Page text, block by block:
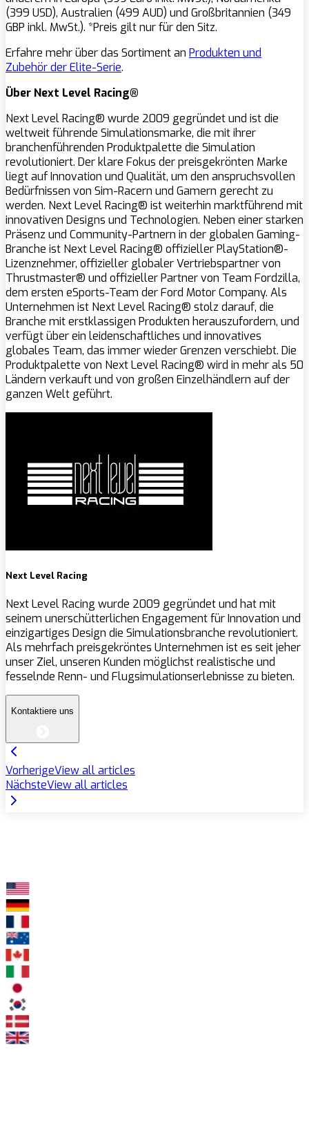
(399 USD), Australien (499 AUD) und Großbritannien (349
GBP inkl. MwSt.). *Preis gilt nur für den Sitz.
Erfahre mehr über das Sortiment an Produkten und
Zubehör der Elite-Serie.
Über Next Level Racing®
Next Level Racing® wurde 2009 gegründet und ist die
weltweit führende Simulationsmarke, die mit ihrer
branchenführenden Produktpalette die Simulation
revolutioniert. Der klare Fokus der preisgekrönten Marke
liegt auf Innovation und Qualität, um den anspruchsvollen
Bedürfnissen von Sim-Racern und Gamern gerecht zu
werden. Next Level Racing® ist weiterhin marktführend mit
innovativen Designs und Technologien. Neben einer starken
Präsenz und Community-Partnern in der globalen Gaming-
Branche ist Next Level Racing® offizieller PlayStation®-
Lizenznehmer, offizieller globaler Vertriebspartner von
Thrustmaster® und offizieller Partner von Team Fordzilla,
dem ersten eSports-Team der Ford Motor Company. Als
Unternehmen ist Next Level Racing® stolz darauf, die
Branche mit erstklassigen Produkten herauszufordern, und
verfügt über ein leidenschaftliches und innovatives
globales Team, das immer wieder Grenzen verschiebt. Die
Produktpalette von Next Level Racing® wird in mehr als 50
Ländern verkauft und von großen Einzelhändlern auf der
ganzen Welt geführt.
Next Level Racing
Next Level Racing wurde 2009 gegründet und hat mit
seinem unerschütterlichen Engagement für Innovation und
einzigartiges Design die Simulationsbranche revolutioniert.
Als mehrfach preisgekröntes Unternehmen ist es seit jeher
unser Ziel, unseren Kunden möglichst realistische und
fesselnde Renn- und Flugsimulationserlebnisse zu bieten.
Kontaktiere uns
VorherigeView all articles
NächsteView all articles